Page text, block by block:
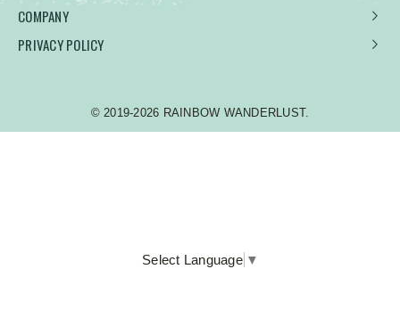
Select Language ▼
COMPANY
PRIVACY POLICY
© 2019-2026 RAINBOW WANDERLUST.